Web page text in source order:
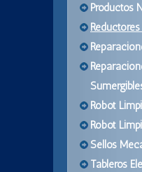
Productos
Robot
Robot
Sellos
Tableros